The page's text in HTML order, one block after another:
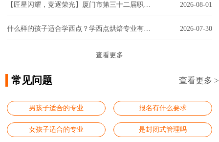
2026-08-01
2026-07-30
查看更多
常见问题 查看更多 >
男孩子适合的专业 报名有什么要求
女孩子适合的专业 是封闭式管理吗